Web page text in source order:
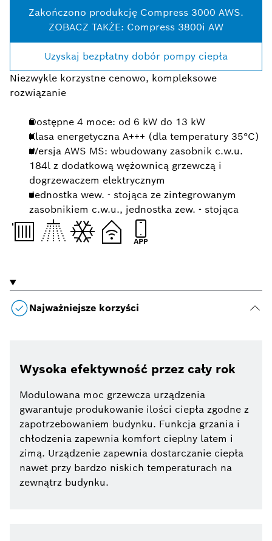
Zakończono produkcję Compress 3000 AWS.
ZOBACZ TAKŻE: Compress 3800i AW
Uzyskaj bezpłatny dobór pompy ciepła
Niezwykle korzystne cenowo, kompleksowe
rozwiązanie
Dostępne 4 moce: od 6 kW do 13 kW
Klasa energetyczna A+++ (dla temperatury 35°C)
Wersja AWS MS: wbudowany zasobnik c.w.u.
184l z dodatkową wężownicą grzewczą i
dogrzewaczem elektrycznym
Jednostka wew. - stojąca ze zintegrowanym
zasobnikiem c.w.u., jednostka zew. - stojąca
Najważniejsze korzyści
Wysoka efektywność przez cały rok
Modulowana moc grzewcza urządzenia
gwarantuje produkowanie ilości ciepła zgodne z
zapotrzebowaniem budynku. Funkcja grzania i
chłodzenia zapewnia komfort cieplny latem i
zimą. Urządzenie zapewnia dostarczanie ciepła
nawet przy bardzo niskich temperaturach na
zewnątrz budynku.